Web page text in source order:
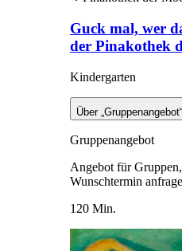
Guck mal, wer
der Pinakothek
Kindergarten
Über „Gruppenangebot“
Gruppenangebot
Angebot für
Wunschtermin
120 Min.